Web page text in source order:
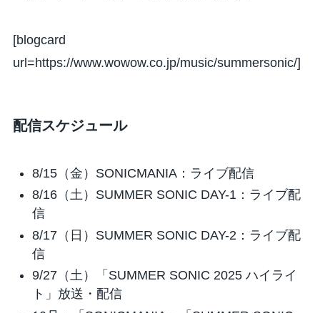
[blogcard
url=https://www.wowow.co.jp/music/summersonic/]
配信スケジュール
8/15（金）SONICMANIA：ライブ配信
8/16（土）SUMMER SONIC DAY-1：ライブ配
信
8/17（日）SUMMER SONIC DAY-2：ライブ配
信
9/27（土）「SUMMER SONIC 2025 ハイライ
ト」放送・配信